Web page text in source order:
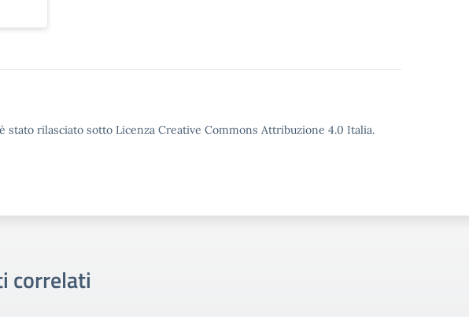
stato rilasciato sotto Licenza Creative Commons Attribuzione 4.0 Italia.
correlati